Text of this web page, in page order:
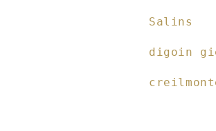
Salins
digoin